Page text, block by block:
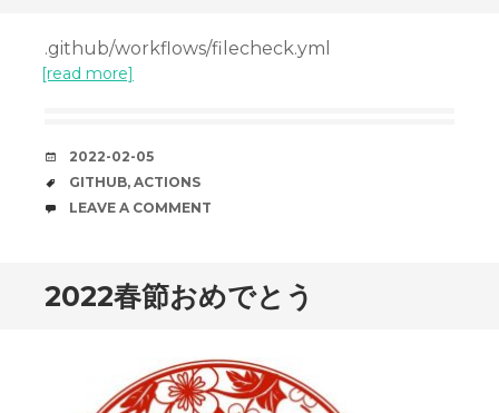
.github/workflows/filecheck.yml
[read more]
DATE
2022-02-05
TAGS
GITHUB, ACTIONS
COMMENTS
LEAVE A COMMENT
2022春節おめでとう